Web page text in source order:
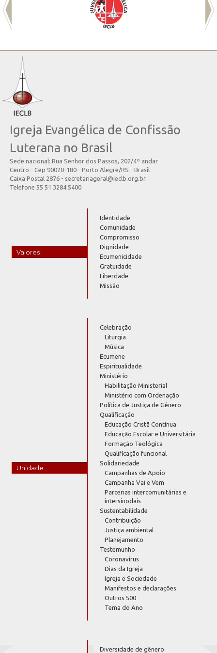
Igreja Evangélica de Confissão
Luterana no Brasil
Sede nacional: Rua Senhor dos Passos, 202/4º andar
Centro - Cep 90020-180 - Porto Alegre/RS - Brasil
Caixa Postal 2876 - secretariageral@ieclb.org.br
Telefone 55 51 3284.5400
Valores
Identidade
Comunidade
Compromisso
Dignidade
Ecumenicidade
Gratuidade
Liberdade
Missão
Unidade
Celebração
Liturgia
Música
Ecumene
Espiritualidade
Ministério
Habilitação Ministerial
Ministério com Ordenação
Política de Justiça de Gênero
Qualificação
Educação Cristã Contínua
Educação Escolar e Universitária
Formação Teológica
Qualificação funcional
Solidariedade
Campanhas de Apoio
Campanha Vai e Vem
Parcerias intercomunitárias e
intersinodais
Sustentabilidade
Contribuição
Justiça ambiental
Planejamento
Testemunho
Coronavírus
Dias da Igreja
Igreja e Sociedade
Manifestos e declarações
Outros 500
Tema do Ano
Diversidade de gênero